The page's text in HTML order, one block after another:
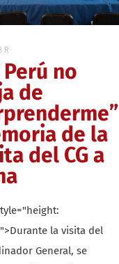
Perú no
de
de la
del CG a
la visita del
General, se